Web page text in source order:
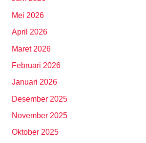
Mei 2026
April 2026
Maret 2026
Februari 2026
Januari 2026
Desember 2025
November 2025
Oktober 2025